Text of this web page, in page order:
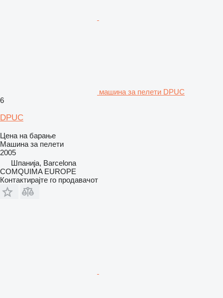
машина за пелети DPUC
6
DPUC
Цена на барање
Машина за пелети
2005
Шпанија, Barcelona
COMQUIMA EUROPE
Контактирајте го продавачот